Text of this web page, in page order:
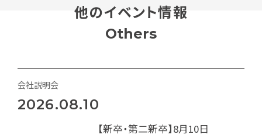
他のイベント情報
Others
2026.08.10
【新卒・第二新卒】8月10日
会社説明会